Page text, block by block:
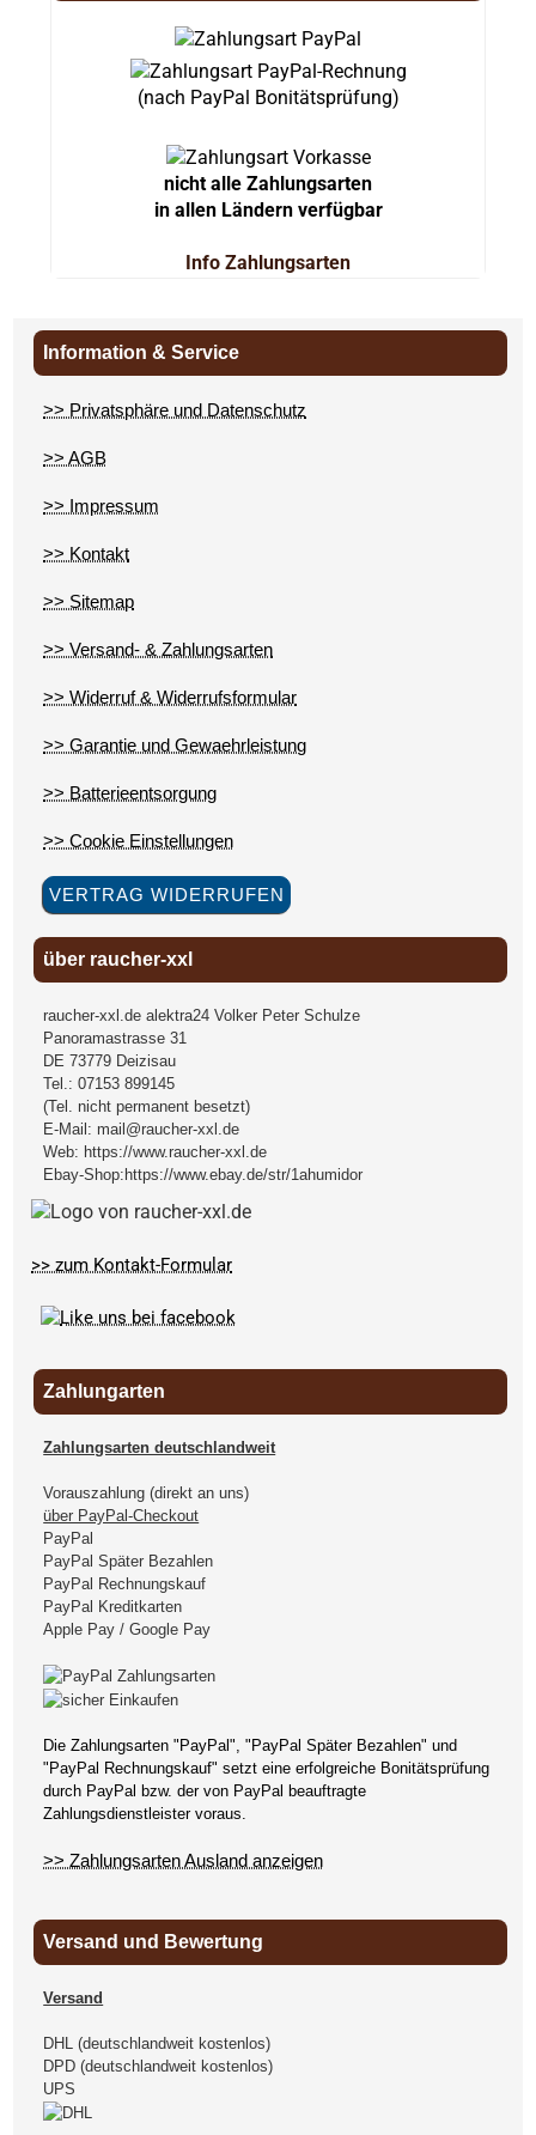
(nach PayPal Bonitätsprüfung)
nicht alle Zahlungsarten
in allen Ländern verfügbar
Info Zahlungsarten
Information & Service
>> Privatsphäre und Datenschutz
>> AGB
>> Impressum
>> Kontakt
>> Sitemap
>> Versand- & Zahlungsarten
>> Widerruf & Widerrufsformular
>> Garantie und Gewaehrleistung
>> Batterieentsorgung
>> Cookie Einstellungen
VERTRAG WIDERRUFEN
über raucher-xxl
raucher-xxl.de alektra24 Volker Peter Schulze
Panoramastrasse 31
DE 73779 Deizisau
Tel.:07153 899145
(Tel. nicht permanent besetzt)
E-Mail: mail@raucher-xxl.de
Web: https://www.raucher-xxl.de
Ebay-Shop: https://www.ebay.de/str/1ahumidor
>> zum Kontakt-Formular
Zahlungarten
Zahlungsarten deutschlandweit
Vorauszahlung (direkt an uns)
über PayPal-Checkout
PayPal
PayPal Später Bezahlen
PayPal Rechnungskauf
PayPal Kreditkarten
Apple Pay / Google Pay
Die Zahlungsarten "PayPal", "PayPal Später Bezahlen" und
"PayPal Rechnungskauf" setzt eine erfolgreiche Bonitätsprüfung
durch PayPal bzw. der von PayPal beauftragte
Zahlungsdienstleister voraus.
>> Zahlungsarten Ausland anzeigen
Versand und Bewertung
Versand
DHL (deutschlandweit kostenlos)
DPD (deutschlandweit kostenlos)
UPS